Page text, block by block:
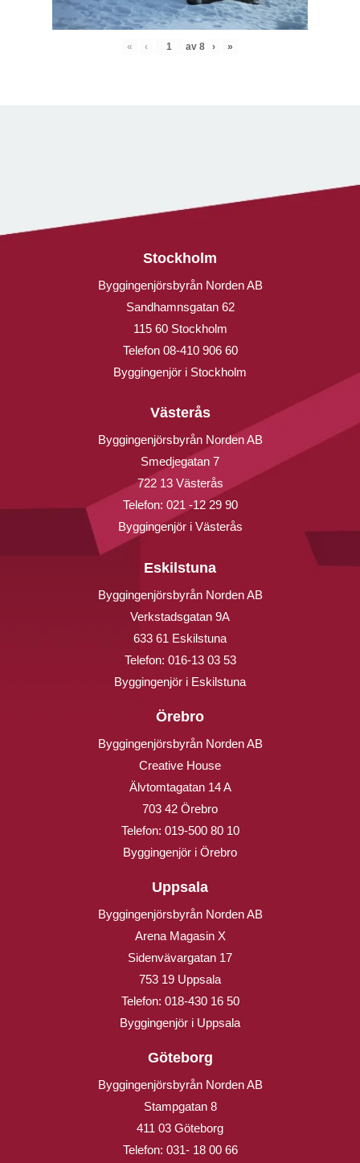
« ‹ av 8 › »
Stockholm
Byggingenjörsbyrån Norden AB
Sandhamnsgatan 62
115 60 Stockholm
Telefon 08-410 906 60
Byggingenjör i Stockholm
Västerås
Byggingenjörsbyrån Norden AB
Smedjegatan 7
722 13 Västerås
Telefon: 021 -12 29 90
Byggingenjör i Västerås
Eskilstuna
Byggingenjörsbyrån Norden AB
Verkstadsgatan 9A
633 61 Eskilstuna
Telefon: 016-13 03 53
Byggingenjör i Eskilstuna
Örebro
Byggingenjörsbyrån Norden AB
Creative House
Älvtomtagatan 14 A
703 42 Örebro
Telefon: 019-500 80 10
Byggingenjör i Örebro
Uppsala
Byggingenjörsbyrån Norden AB
Arena Magasin X
Sidenvävargatan 17
753 19 Uppsala
Telefon: 018-430 16 50
Byggingenjör i Uppsala
Göteborg
Byggingenjörsbyrån Norden AB
Stampgatan 8
411 03 Göteborg
Telefon: 031- 18 00 66